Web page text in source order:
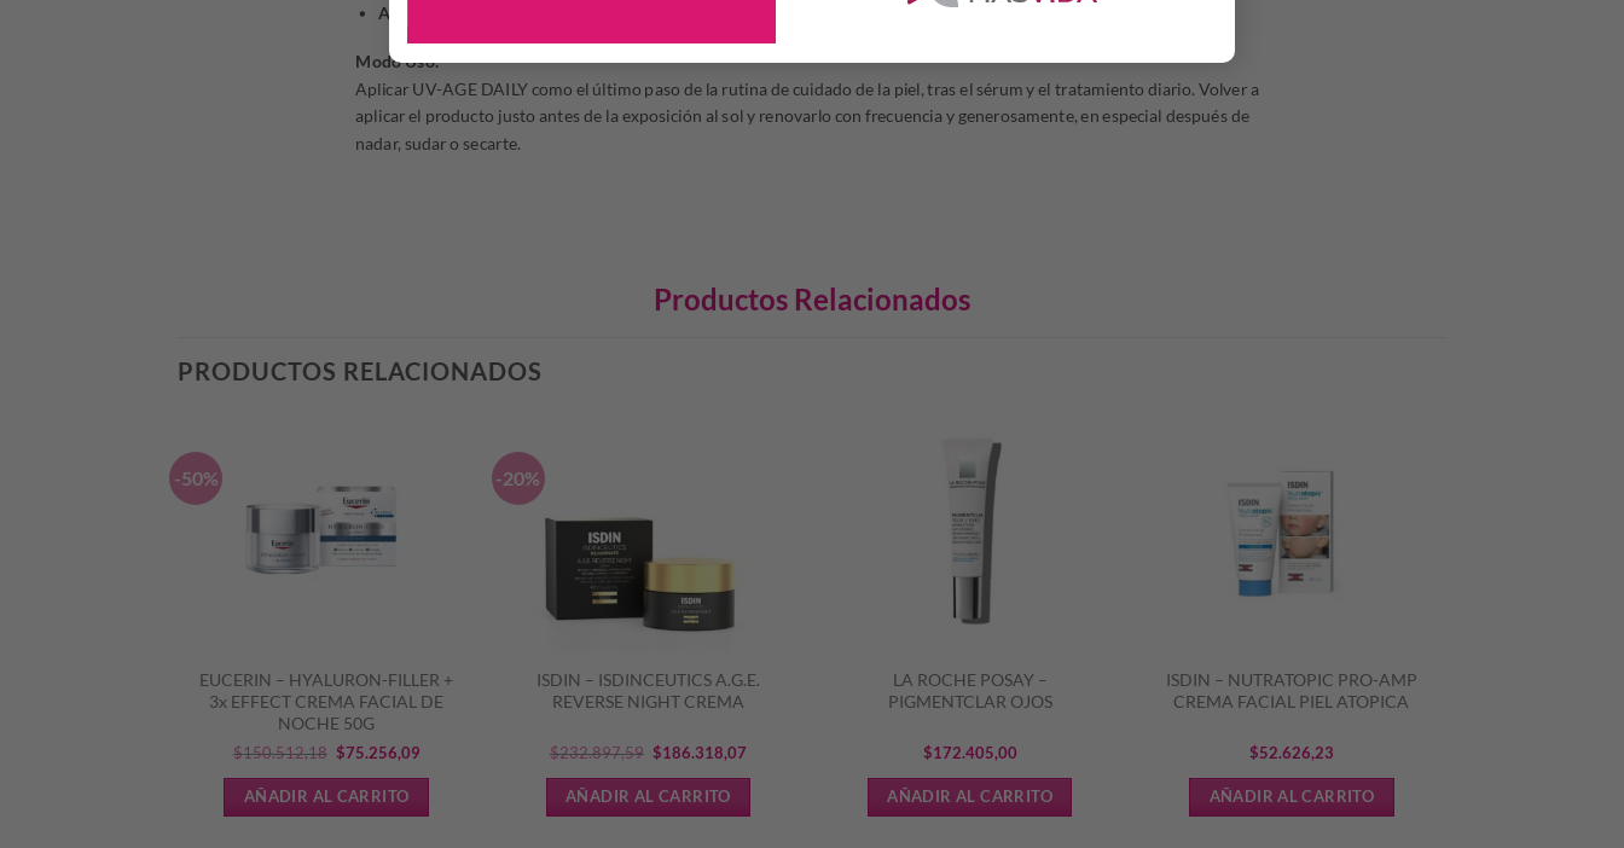
Antioxidantes → neutralizan los radicales libres y previenen el daño celular.
Modo Uso.
Aplicar UV-AGE DAILY como el último paso de la rutina de cuidado de la piel, tras el sérum y el tratamiento diario. Volver a
aplicar el producto justo antes de la exposición al sol y renovarlo con frecuencia y generosamente, en especial después de
nadar, sudar o secarte.
Productos Relacionados
PRODUCTOS RELACIONADOS
-50%
EUCERIN – HYALURON-FILLER +
3x EFFECT CREMA FACIAL DE
NOCHE 50G
$150.512,18 El
precio
original
$75.256,09El
precio
actual
AÑADIR AL CARRITO
-20%
ISDIN – ISDINCEUTICS A.G.E.
REVERSE NIGHT CREMA
$232.897,59 El
precio
original
$186.318,07El
precio
actual
AÑADIR AL CARRITO
LA ROCHE POSAY –
PIGMENTCLAR OJOS
$172.405,00
AÑADIR AL CARRITO
ISDIN – NUTRATOPIC PRO-AMP
CREMA FACIAL PIEL ATOPICA
$52.626,23
AÑADIR AL CARRITO